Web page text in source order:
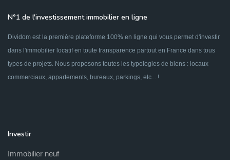
N°1 de l'investissement immobilier en ligne
Dividom est la première plateforme 100% en ligne qui vous permet d'investir
dans l'immobilier locatif en toute transparence partout en France dans tous
types de projets. Nous proposons toutes les typologies de biens : locaux
commerciaux, appartements, bureaux, parkings, etc... !
Investir
Immobilier neuf